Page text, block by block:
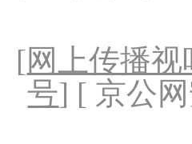
[网上传播
号] [ 京公